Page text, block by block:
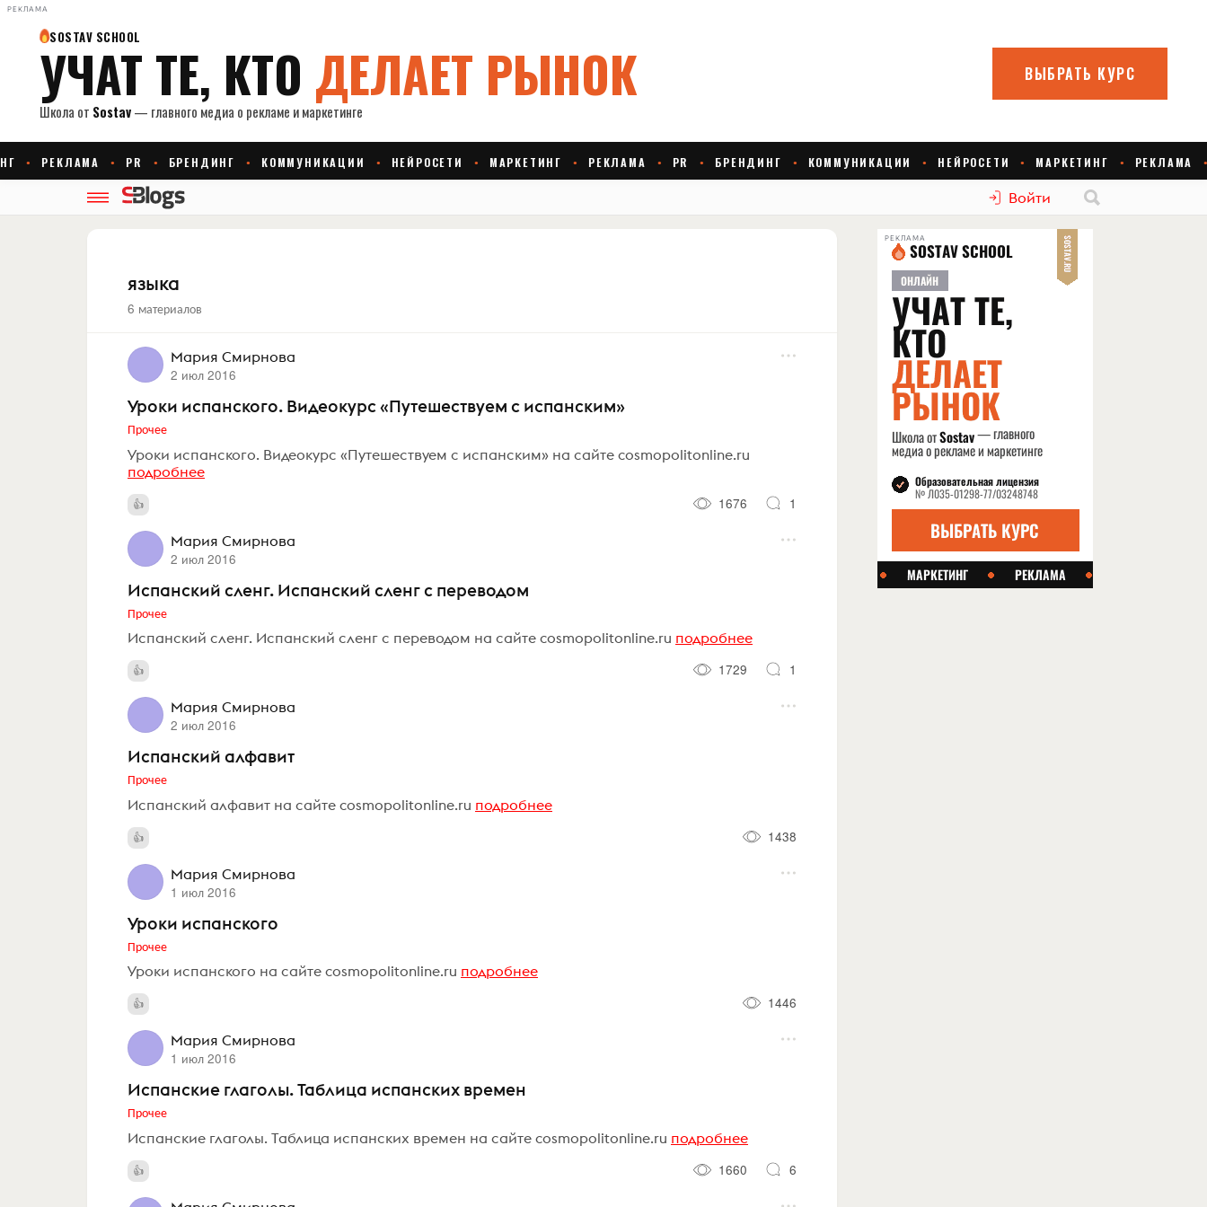
РЕКЛАМА
Войти
языка
6 материалов
Мария Смирнова
2 июл 2016
Уроки испанского. Видеокурс «Путешествуем с испанским»
Прочее
Уроки испанского. Видеокурс «Путешествуем с испанским» на сайте cosmopolitonline.ru
подробнее
1676
1
Мария Смирнова
2 июл 2016
Испанский сленг. Испанский сленг с переводом
Прочее
Испанский сленг. Испанский сленг с переводом на сайте cosmopolitonline.ru подробнее
1729
1
Мария Смирнова
2 июл 2016
Испанский алфавит
Прочее
Испанский алфавит на сайте cosmopolitonline.ru подробнее
1438
Мария Смирнова
1 июл 2016
Уроки испанского
Прочее
Уроки испанского на сайте cosmopolitonline.ru подробнее
1446
Мария Смирнова
1 июл 2016
Испанские глаголы. Таблица испанских времен
Прочее
Испанские глаголы. Таблица испанских времен на сайте cosmopolitonline.ru подробнее
1660
6
РЕКЛАМА